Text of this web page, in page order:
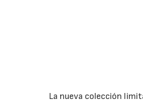
La nueva colección